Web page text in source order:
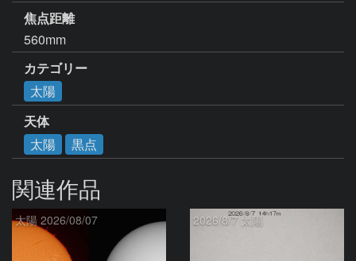
焦点距離
560mm
カテゴリー
太陽
天体
太陽
黒点
関連作品
太陽 2026/08/07 2026/8/7 太陽